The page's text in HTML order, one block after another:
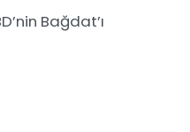
Bağdat’ı